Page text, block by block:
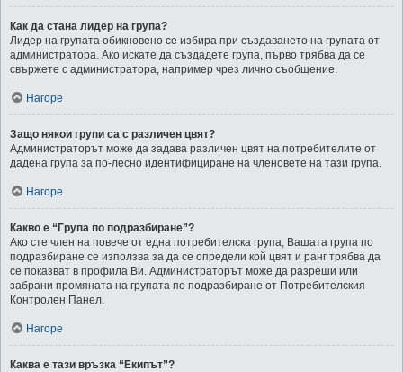
Как да стана лидер на група?
Лидер на групата обикновено се избира при създаването на групата от
администратора. Ако искате да създадете група, първо трябва да се
свържете с администратора, например чрез лично съобщение.
Нагоре
Защо някои групи са с различен цвят?
Администраторът може да задава различен цвят на потребителите от
дадена група за по-лесно идентифициране на членовете на тази група.
Нагоре
Какво е “Група по подразбиране”?
Ако сте член на повече от една потребителска група, Вашата група по
подразбиране се използва за да се определи кой цвят и ранг трябва да
се показват в профила Ви. Администраторът може да разреши или
забрани промяната на групата по подразбиране от Потребителския
Контролен Панел.
Нагоре
Каква е тази връзка “Екипът”?